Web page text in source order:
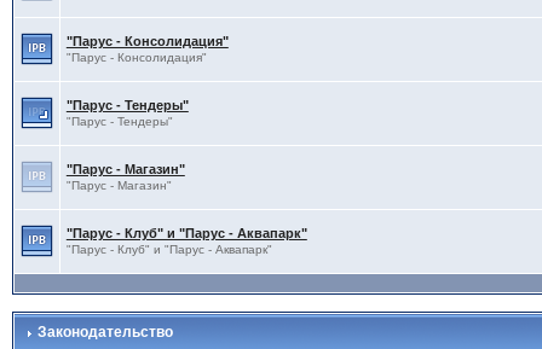
"Парус - Консолидация"
"Парус - Консолидация"
"Парус - Тендеры"
"Парус - Тендеры"
"Парус - Магазин"
"Парус - Магазин"
"Парус - Клуб" и "Парус - Аквапарк"
"Парус - Клуб" и "Парус - Аквапарк"
Законодательство